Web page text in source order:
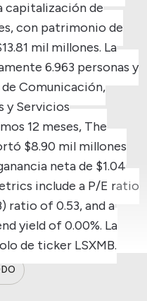
capitalización de
con patrimonio de
mil millones. La
6.963 personas y
Comunicación,
y Servicios
12 meses, The
$8.90 mil millones
neta de $1.04
include a P/E ratio
ratio of 0.53, and a
yield of 0.00%. La
de ticker LSXMB.